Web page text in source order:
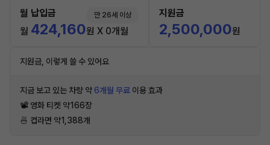
월 납입금 만 26세 이상
월 424,160원 X 0개월
지원금
2,500,000원
지원금, 이렇게 쓸 수 있어요
지금 보고 있는 차량 약 6개월 무료 이용 효과
📽 영화 티켓 약166장
🍜 컵라면 약1,388개